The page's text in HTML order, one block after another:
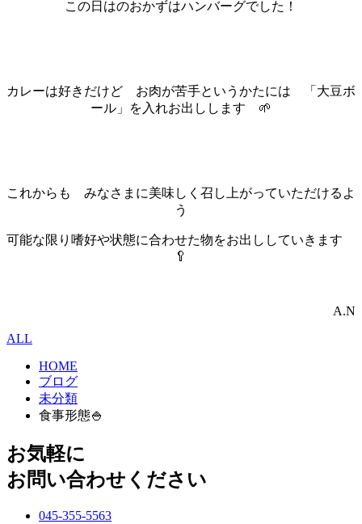
この日はのおかずはハンバーグでした！
カレーは好きだけど お肉が苦手というかたには 「大豆ボ
ール」を入れお出しします 🌱
これからも みなさまに美味しく召し上がっていただけるよ
う
可能な限り嗜好や状態に合わせた物をお出ししていきます
🥄
A.N
ALL
HOME
ブログ
未分類
食事形態🍚
お気軽に
お問い合わせください
045-355-5563